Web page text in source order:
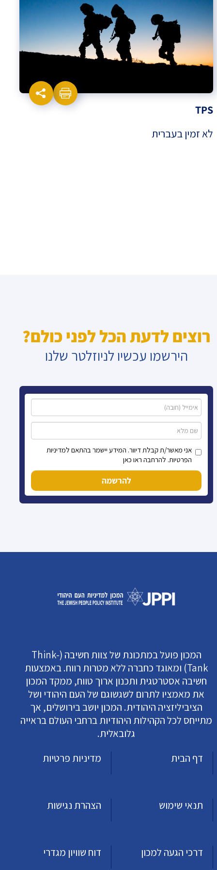
TPS
לא זמין בעברית
רוצים לדעת הכל לפני כולם?
הירשמו עכשיו לניוזלטר שלנו
אני מאשר/ת קבלת דיוור. המידע יישמר בהתאם למדיניות
הפרטיות. להרחבה ראו כאן
להרשמה
המכון פועל במתכונת של צוות חשיבה (Think-
Tank) ומאוגד כחברה ללא מטרות רווח. באמצעות
חשיבה אסטרטגית ותכנון ארוך טווח, ממקד המכון
את מאמציו לתרום לשגשוגם של העם היהודי ושל
הציביליזציה היהודית. המכון יושב בירושלים, אך
מתייחס לכל הקהילות היהודיות ברחבי העולם בראייה
גלובאלית.
דף הבית
מדיניות פרטיות
תנאי שימוש הצהרת נגישות
דרכי הגעה למכון דוח שוויון מגדרי